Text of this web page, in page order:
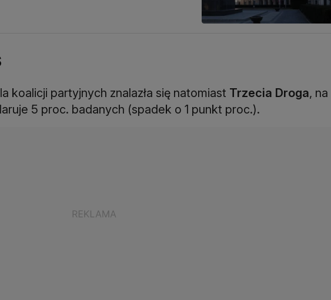
koalicji partyjnych znalazła się natomiast Trzecia Droga, na
5 proc. badanych (spadek o 1 punkt proc.).